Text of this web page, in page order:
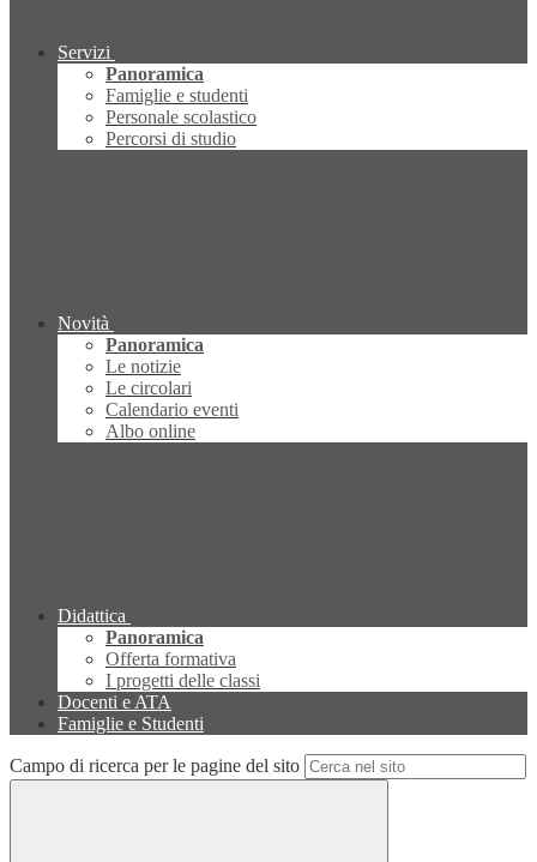
Servizi
Panoramica
Famiglie e studenti
Personale scolastico
Percorsi di studio
Novità
Panoramica
Le notizie
Le circolari
Calendario eventi
Albo online
Didattica
Panoramica
Offerta formativa
I progetti delle classi
Docenti e ATA
Famiglie e Studenti
Campo di ricerca per le pagine del sito